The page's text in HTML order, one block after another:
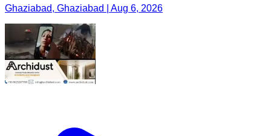
Ghaziabad, Ghaziabad | Aug 6, 2026